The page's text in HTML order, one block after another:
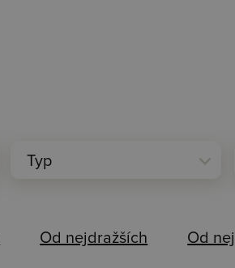
expand_more
Typ
Od nejdražších Od